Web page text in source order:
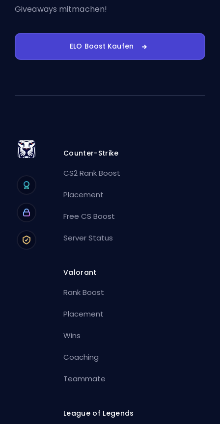
Giveaways mitmachen!
ELO Boost Kaufen
Counter-Strike
CS2 Rank Boost
Placement
Free CS Boost
Server Status
Valorant
Rank Boost
Placement
Wins
Coaching
Teammate
League of Legends